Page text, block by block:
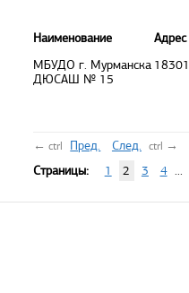
Наименование
МБУДО г. Мурманска
ДЮСАШ № 15
Адрес
← ctrl Пред. След. ctrl →
Страницы: 1 2 3 4 ...